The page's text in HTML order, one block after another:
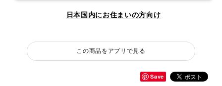
日本国内にお住まいの方向け
この商品をアプリで見る
Save